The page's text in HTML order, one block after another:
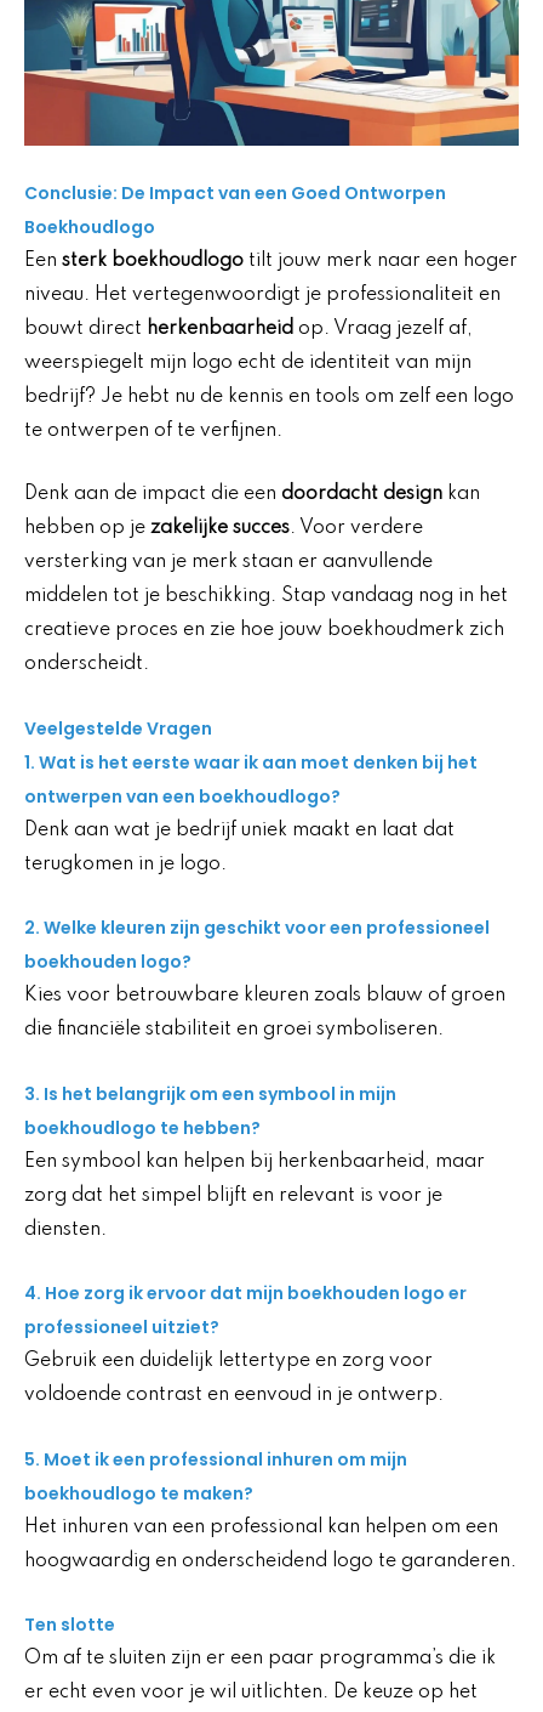
Conclusie: De Impact van een Goed Ontworpen
Boekhoudlogo
Een sterk boekhoudlogo tilt jouw merk naar een hoger
niveau. Het vertegenwoordigt je professionaliteit en
bouwt direct herkenbaarheid op. Vraag jezelf af,
weerspiegelt mijn logo echt de identiteit van mijn
bedrijf? Je hebt nu de kennis en tools om zelf een logo
te ontwerpen of te verfijnen.
Denk aan de impact die een doordacht design kan
hebben op je zakelijke succes. Voor verdere
versterking van je merk staan er aanvullende
middelen tot je beschikking. Stap vandaag nog in het
creatieve proces en zie hoe jouw boekhoudmerk zich
onderscheidt.
Veelgestelde Vragen
1. Wat is het eerste waar ik aan moet denken bij het
ontwerpen van een boekhoudlogo?
Denk aan wat je bedrijf uniek maakt en laat dat
terugkomen in je logo.
2. Welke kleuren zijn geschikt voor een professioneel
boekhouden logo?
Kies voor betrouwbare kleuren zoals blauw of groen
die financiële stabiliteit en groei symboliseren.
3. Is het belangrijk om een symbool in mijn
boekhoudlogo te hebben?
Een symbool kan helpen bij herkenbaarheid, maar
zorg dat het simpel blijft en relevant is voor je
diensten.
4. Hoe zorg ik ervoor dat mijn boekhouden logo er
professioneel uitziet?
Gebruik een duidelijk lettertype en zorg voor
voldoende contrast en eenvoud in je ontwerp.
5. Moet ik een professional inhuren om mijn
boekhoudlogo te maken?
Het inhuren van een professional kan helpen om een
hoogwaardig en onderscheidend logo te garanderen.
Ten slotte
Om af te sluiten zijn er een paar programma’s die ik
er echt even voor je wil uitlichten. De keuze op het